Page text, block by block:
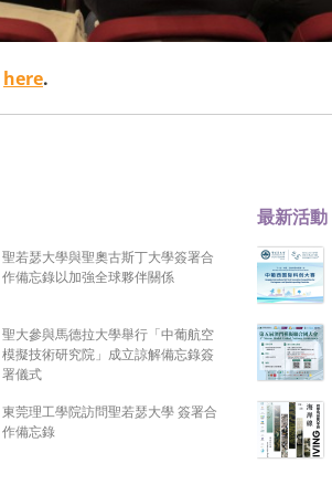
here.
聖若瑟大學與聖奧古斯丁大學簽署合
作備忘錄以加強全球夥伴關係
聖大參與馬德拉大學舉行「中葡航空
模擬技術研究院」成立諒解備忘錄簽
署儀式
東莞理工學院訪問聖若瑟大學 簽署合
作備忘錄
最新活動